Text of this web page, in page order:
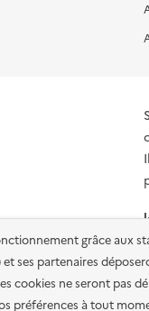
grâce aux
ses partenaires
cookies ne seront pas
préférences à tout